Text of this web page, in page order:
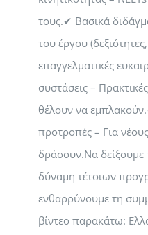
τους.✔ Βασικά
του έργου
επαγγελματικές
συστάσεις –
θέλουν να
προτροπές – Για
δράσουν.Να
δύναμη τέτοιων
ενθαρρύνουμε τη
βίντεο παρακάτω: